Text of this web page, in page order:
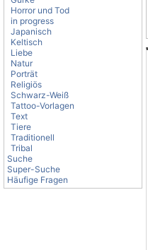
Horror und Tod
in progress
Japanisch
Keltisch
Liebe
Natur
Porträt
Religiös
Schwarz-Weiß
Tattoo-Vorlagen
Text
Tiere
Traditionell
Tribal
Suche
Super-Suche
Häufige Fragen